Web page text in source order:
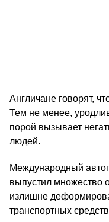
Англичане говорят,
Тем не менее,
порой вызывает
людей.
Международный
выпустил множество
излишне
транспортных